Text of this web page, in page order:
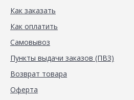
Как заказать
Как оплатить
Самовывоз
Пункты выдачи заказов (ПВЗ)
Возврат товара
Оферта